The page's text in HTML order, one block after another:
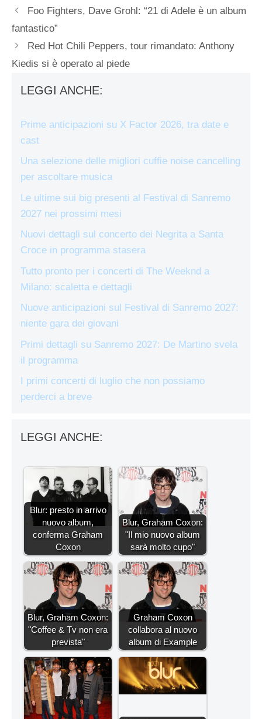
Foo Fighters, Dave Grohl: “21 di Adele è un album
fantastico”
Red Hot Chili Peppers, tour rimandato: Anthony
Kiedis si è operato al piede
LEGGI ANCHE:
Prime anticipazioni su X Factor 2026, tra date e
cast
Una selezione delle migliori cuffie noise cancelling
per ascoltare musica
Le ultime sui big presenti al Festival di Sanremo
2027 nei prossimi mesi
Nuovi dettagli sul concerto dei Negrita a Santa
Croce in programma stasera
Tutto pronto per i concerti di The Weeknd a
Milano: scaletta e dettagli
Nuove anticipazioni sul Festival di Sanremo 2027:
niente gara dei giovani
Primi dettagli su Sanremo 2027: De Martino svela
il programma
I primi concerti di luglio che non possiamo
perderci a breve
LEGGI ANCHE:
Blur: presto in arrivo
nuovo album,
conferma Graham
Coxon
Blur, Graham Coxon:
"Il mio nuovo album
sarà molto cupo"
Blur, Graham Coxon:
"Coffee & Tv non era
prevista"
Graham Coxon
collabora al nuovo
album di Example